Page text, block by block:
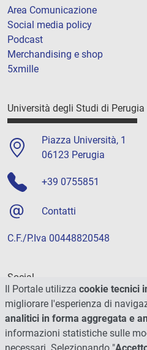
Area Comunicazione
Social media policy
Podcast
Merchandising e shop
5xmille
Università degli Studi di Perugia
Piazza Università, 1
06123 Perugia
+39 0755851
Contatti
C.F./P.Iva 00448820548
Social
Il Portale utilizza cookie tecnici
migliorare l'esperienza di
analitici in forma aggregata e
informazioni statistiche sulle